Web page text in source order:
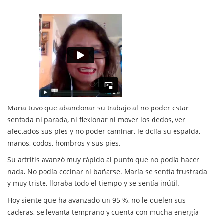
María tuvo que abandonar su trabajo al no poder estar
sentada ni parada, ni flexionar ni mover los dedos, ver
afectados sus pies y no poder caminar, le dolía su espalda,
manos, codos, hombros y sus pies.
Su artritis avanzó muy rápido al punto que no podía hacer
nada, No podía cocinar ni bañarse. María se sentía frustrada
y muy triste, lloraba todo el tiempo y se sentía inútil.
Hoy siente que ha avanzado un 95 %, no le duelen sus
caderas, se levanta temprano y cuenta con mucha energía